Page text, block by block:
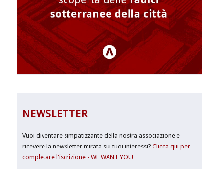
NEWSLETTER
Vuoi diventare simpatizzante della nostra associazione e
ricevere la newsletter mirata sui tuoi interessi?Clicca qui per
completare l'iscrizione - WE WANT YOU!